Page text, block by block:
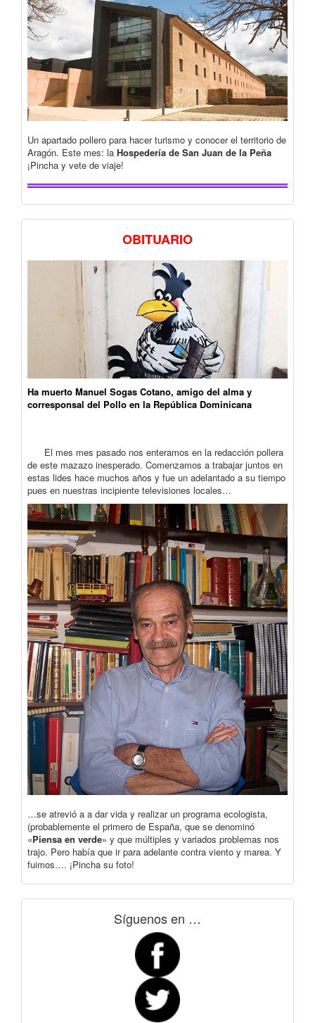
Un apartado pollero para hacer turismo y conocer el territorio de
Aragón. Este mes: la Hospedería de San Juan de la Peña
¡Pincha y vete de viaje!
OBITUARIO
Ha muerto Manuel Sogas Cotano, amigo del alma y
corresponsal del Pollo en la República Dominicana
El mes mes pasado nos enteramos en la redacción pollera
de este mazazo inesperado. Comenzamos a trabajar juntos en
estas lides hace muchos años y fue un adelantado a su tiempo
pues en nuestras incipiente televisiones locales…
…se atrevió a a dar vida y realizar un programa ecologista,
(probablemente el primero de España, que se denominó
«Piensa en verde» y que múltiples y variados problemas nos
trajo. Pero había que ir para adelante contra viento y marea. Y
fuimos…. ¡Pincha su foto!
Síguenos en …